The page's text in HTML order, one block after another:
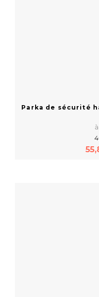
Parka de sécurité